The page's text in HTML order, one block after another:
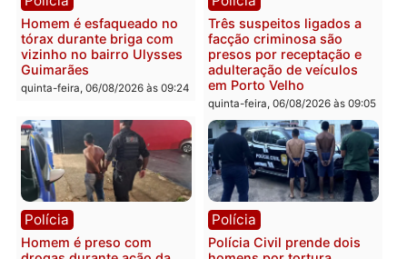
Polícia
Tragédia na BR-364:
colisão entre caminhão e
carro deixa quatro mortos
quinta-feira, 06/08/2026 às 20:51
Política
Ministro Dias Tofolli , do
TSE, determina
e processamento da
que pode levar à perda
mandato da prefeita de
Pimenta Bueno
quinta-feira, 06/08/2026 às